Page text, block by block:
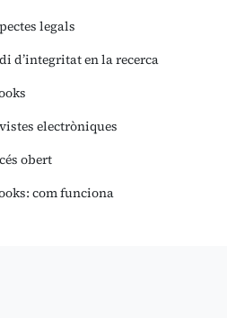
legals
d’integritat en la recerca
electròniques
obert
com funciona